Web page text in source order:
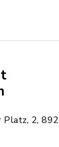
2,